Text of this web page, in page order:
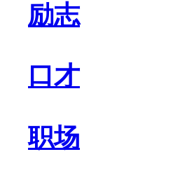
励志
口才
职场